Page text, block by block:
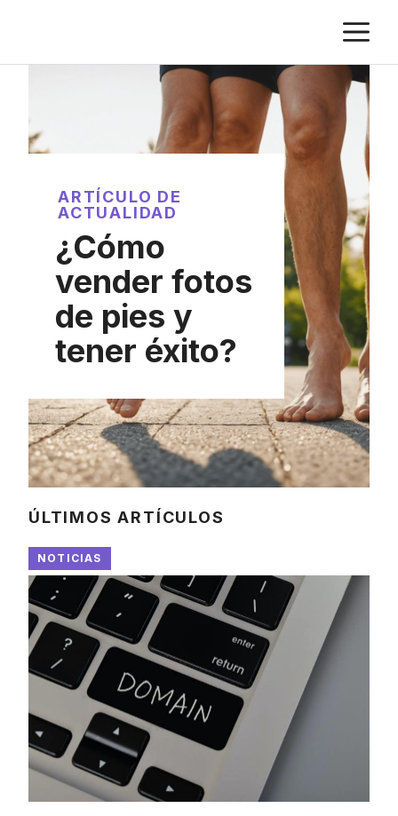
contenido
ARTÍCULO DE
ACTUALIDAD
¿Cómo
vender fotos
de pies y
tener éxito?
ÚLTIMOS ARTÍCULOS
NOTICIAS